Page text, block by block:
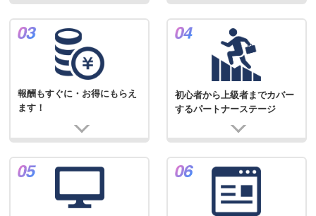
報酬もすぐに・お得にもらえ
ます！
初心者から上級者までカバー
するパートナーステージ